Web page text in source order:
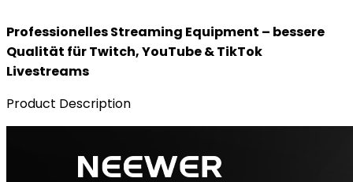
Professionelles Streaming Equipment – bessere
Qualität für Twitch, YouTube & TikTok
Livestreams
Product Description